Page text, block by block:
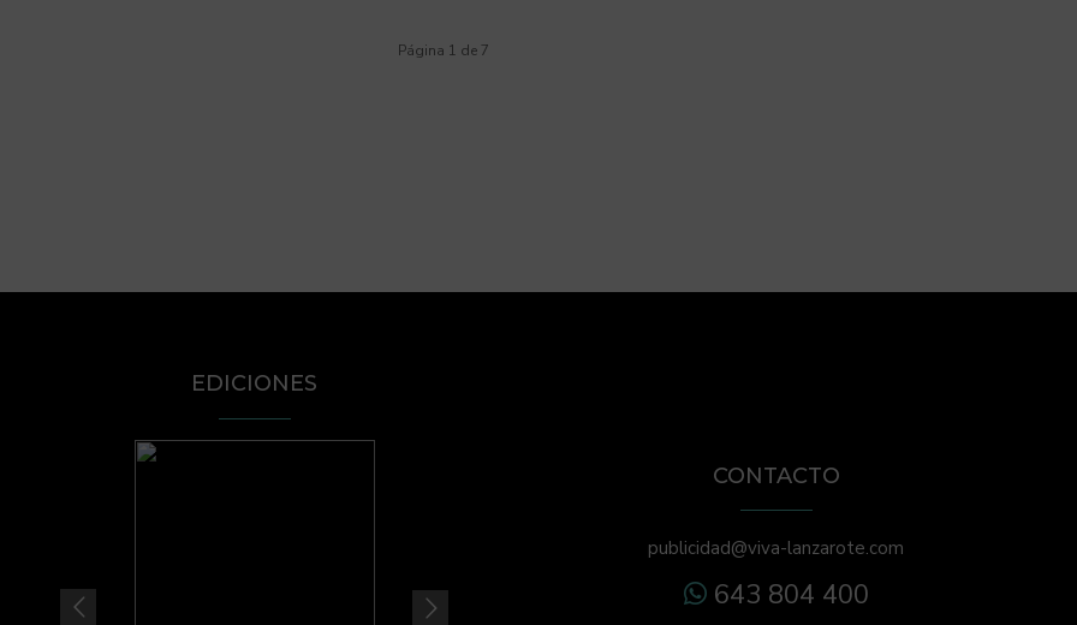
Página 1 de 7
EDICIONES
CONTACTO
publicidad@viva-lanzarote.com
643 804 400